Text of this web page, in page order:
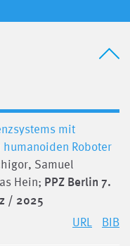
mit
Roboter
Samuel
Hein; PPZ Berlin 7.
/ 2025
URL BIB